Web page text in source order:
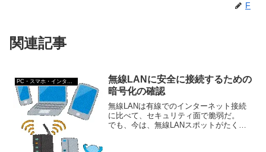
F
関連記事
無線LANに安全に接続するための
暗号化の確認
無線LANは有線でのインターネット接続
に比べて、セキュリティ面で脆弱だ。
でも、今は、無線LANスポットがたくさ